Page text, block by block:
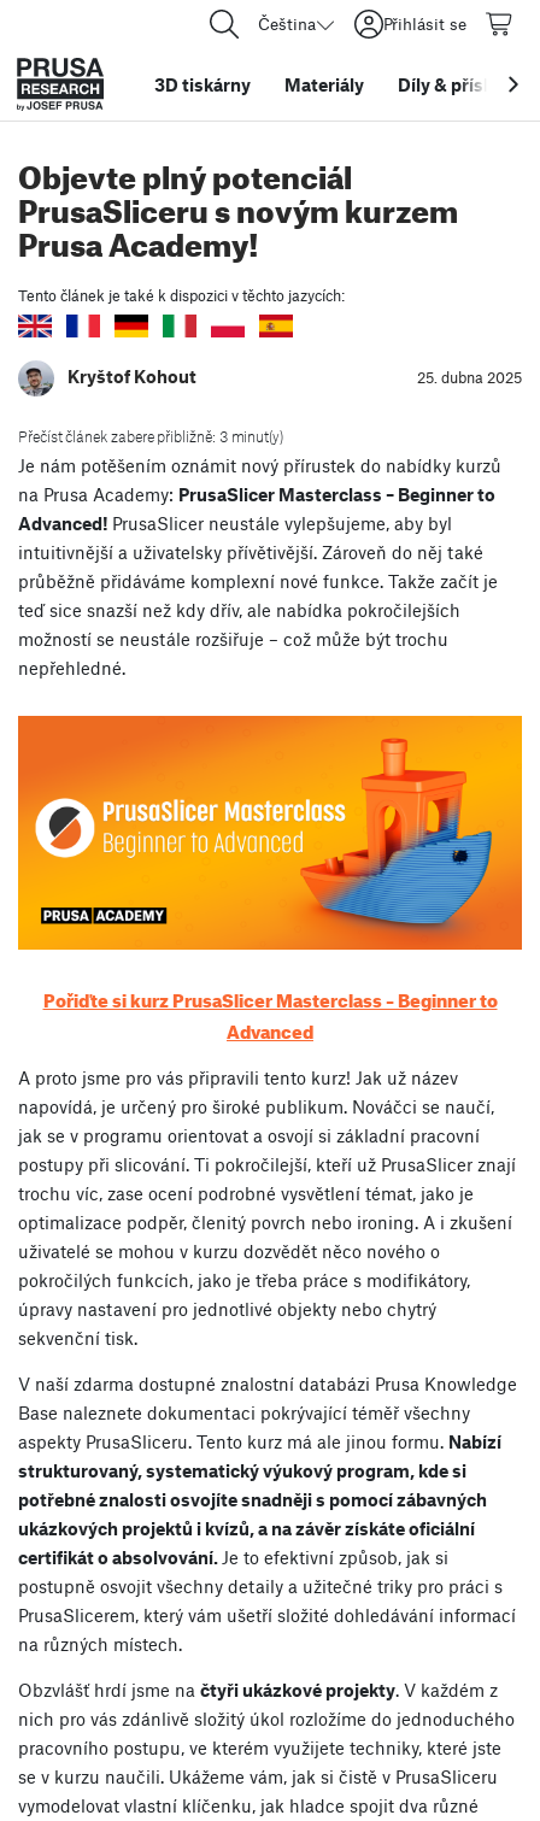
Čeština Přihlásit se
3D tiskárny Materiály Díly&
Objevte plný potenciál
PrusaSliceru s novým kurzem
Prusa Academy!
Tento článek je také k dispozici v těchto jazycích:
Kryštof Kohout 25. dubna 2025
Přečíst článek zabere přibližně: 3 minut(y)
Je nám potěšením oznámit nový přírustek do nabídky kurzů
na Prusa Academy: PrusaSlicer Masterclass – Beginner to
Advanced! PrusaSlicer neustále vylepšujeme, aby byl
intuitivnější a uživatelsky přívětivější. Zároveň do něj také
průběžně přidáváme komplexní nové funkce. Takže začít je
teď sice snazší než kdy dřív, ale nabídka pokročilejších
možností se neustále rozšiřuje – což může být trochu
nepřehledné.
Pořiďte si kurz PrusaSlicer Masterclass – Beginner to
Advanced
A proto jsme pro vás připravili tento kurz! Jak už název
napovídá, je určený pro široké publikum. Nováčci se naučí,
jak se v programu orientovat a osvojí si základní pracovní
postupy při slicování. Ti pokročilejší, kteří už PrusaSlicer znají
trochu víc, zase ocení podrobné vysvětlení témat, jako je
optimalizace podpěr, členitý povrch nebo ironing. A i zkušení
uživatelé se mohou v kurzu dozvědět něco nového o
pokročilých funkcích, jako je třeba práce s modifikátory,
úpravy nastavení pro jednotlivé objekty nebo chytrý
sekvenční tisk.
V naší zdarma dostupné znalostní databázi Prusa Knowledge
Base naleznete dokumentaci pokrývající téměř všechny
aspekty PrusaSliceru. Tento kurz má ale jinou formu. Nabízí
strukturovaný, systematický výukový program, kde si
potřebné znalosti osvojíte snadněji s pomocí zábavných
ukázkových projektů i kvízů, a na závěr získáte oficiální
certifikát o absolvování. Je to efektivní způsob, jak si
postupně osvojit všechny detaily a užitečné triky pro práci s
PrusaSlicerem, který vám ušetří složité dohledávání informací
na různých místech.
Obzvlášť hrdí jsme na čtyři ukázkové projekty. V každém z
nich pro vás zdánlivě složitý úkol rozložíme do jednoduchého
pracovního postupu, ve kterém využijete techniky, které jste
se v kurzu naučili. Ukážeme vám, jak si čistě v PrusaSliceru
vymodelovat vlastní klíčenku, jak hladce spojit dva různé